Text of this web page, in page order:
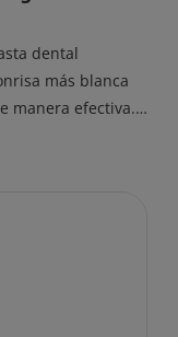
dental
más blanca
manera efectiva.